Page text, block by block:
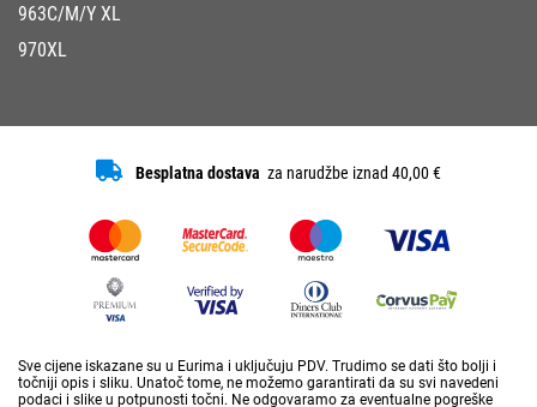
963C/M/Y XL
970XL
Besplatna dostava za narudžbe iznad 40,00 €
Sve cijene iskazane su u Eurima i uključuju PDV. Trudimo se dati što bolji i
točniji opis i sliku. Unatoč tome, ne možemo garantirati da su svi navedeni
podaci i slike u potpunosti točni. Ne odgovaramo za eventualne pogreške